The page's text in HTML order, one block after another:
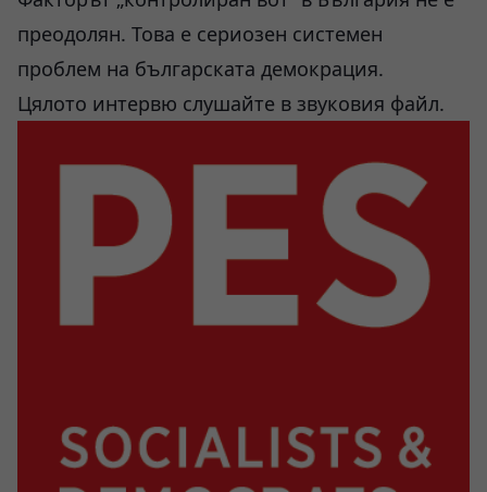
преодолян. Това е сериозен системен
проблем на българската демокрация.
Цялото интервю слушайте в звуковия файл.